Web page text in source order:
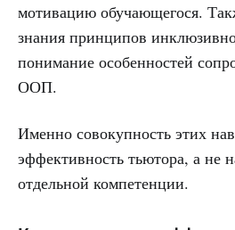
мотивацию обучающегося.
знания принципов
понимание особенностей
ООП.
Именно совокупность этих
эффективность тьютора, а не
отдельной компетенции.